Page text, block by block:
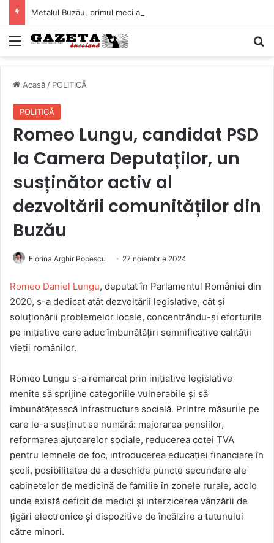
Mediu
Acasă / POLITICĂ
POLITICĂ
Romeo Lungu, candidat PSD
la Camera Deputaților, un
susținător activ al
dezvoltării comunităților din
Buzău
Florina Arghir Popescu 27 noiembrie 2024
Romeo Daniel Lungu, deputat în Parlamentul României din
2020, s-a dedicat atât dezvoltării legislative, cât și
soluționării problemelor locale, concentrându-și eforturile
pe inițiative care aduc îmbunătățiri semnificative calității
vieții românilor.
Romeo Lungu s-a remarcat prin inițiative legislative
menite să sprijine categoriile vulnerabile și să
îmbunătățească infrastructura socială. Printre măsurile pe
care le-a susținut se numără: majorarea pensiilor,
reformarea ajutoarelor sociale, reducerea cotei TVA
pentru lemnele de foc, introducerea educației financiare în
școli, posibilitatea de a deschide puncte secundare ale
cabinetelor de medicină de familie în zonele rurale, acolo
unde există deficit de medici și interzicerea vânzării de
țigări electronice și dispozitive de încălzire a tutunului
către minori.